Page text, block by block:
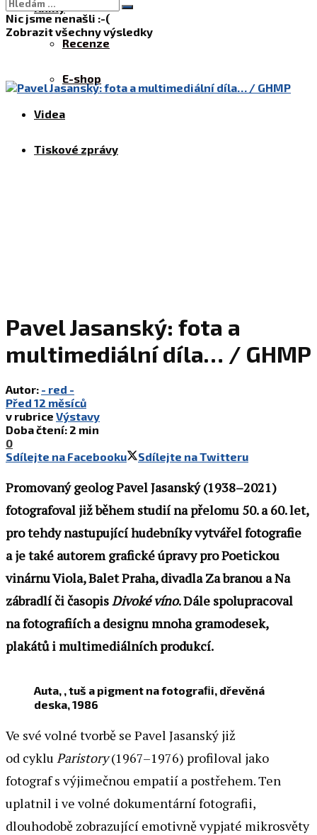
Knihy
Recenze
E-shop
Videa
Tiskové zprávy
Nic jsme nenašli :-(
Zobrazit všechny výsledky
Pavel Jasanský: fota a
multimediální díla… / GHMP
Autor: - red -
Před 12 měsíců
v rubrice Výstavy
Doba čtení: 2 min
0
Sdílejte na Facebooku
Sdílejte na Twitteru
Promovaný geolog Pavel Jasanský (1938–2021)
fotografoval již během studií na přelomu 50. a 60. let,
pro tehdy nastupující hudebníky vytvářel fotografie
a je také autorem grafické úpravy pro Poetickou
vinárnu Viola, Balet Praha, divadla Za branou a Na
zábradlí či časopisDivoké víno. Dále spolupracoval
na fotografiích a designu mnoha gramodesek,
plakátů i multimediálních produkcí.
Auta, , tuš a pigment na fotograﬁi, dřevěná
deska, 1986
Ve své volné tvorbě se Pavel Jasanský již
od cyklu Paristory(1967–1976) profiloval jako
fotograf s výjimečnou empatií a postřehem. Ten
uplatnil i ve volné dokumentární fotografii,
dlouhodobě zobrazující emotivně vypjaté mikrosvěty